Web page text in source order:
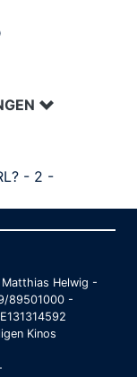
- 2 -
Helwig -
89501000 -
Kinos